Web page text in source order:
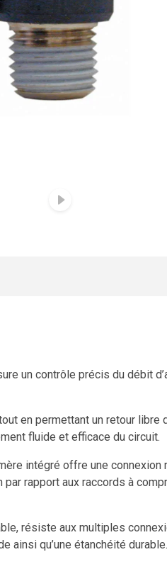
précédente
un contrôle précis du débit
en permettant un retour libre
fluide et efficace du circuit.
intégré offre une connexion
rapport aux raccords à
résiste aux multiples
ainsi qu’une étanchéité durable.